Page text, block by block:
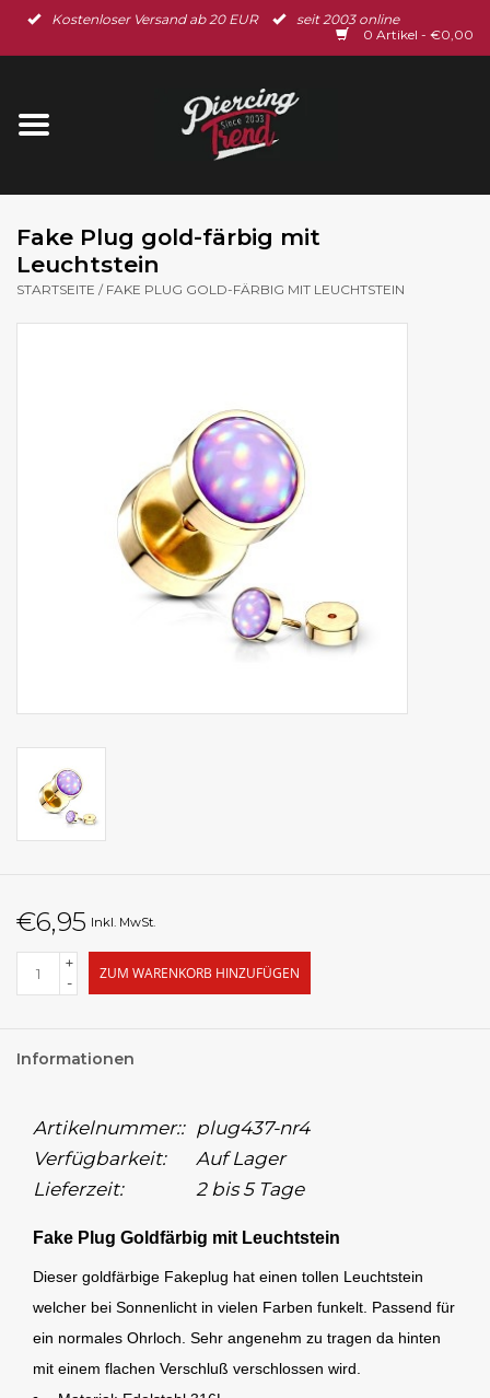
Kostenloser Versand ab 20 EUR
seit 2003 online
0 Artikel - €0,00
Startseite
Ohrschmuck
Fake Plug gold-färbig mit
Leuchtstein
STARTSEITE / FAKE PLUG GOLD-FÄRBIG MIT LEUCHTSTEIN
€6,95 Inkl. MwSt.
+
-
ZUM WARENKORB HINZUFÜGEN
Informationen
Artikelnummer:: plug437-nr4
Verfügbarkeit:
Auf Lager
Lieferzeit:
2 bis 5 Tage
Fake Plug Goldfärbig mit Leuchtstein
Dieser goldfärbige Fakeplug hat einen tollen Leuchtstein
welcher bei Sonnenlicht in vielen Farben funkelt. Passend für
ein normales Ohrloch. Sehr angenehm zu tragen da hinten
mit einem flachen Verschluß verschlossen wird.